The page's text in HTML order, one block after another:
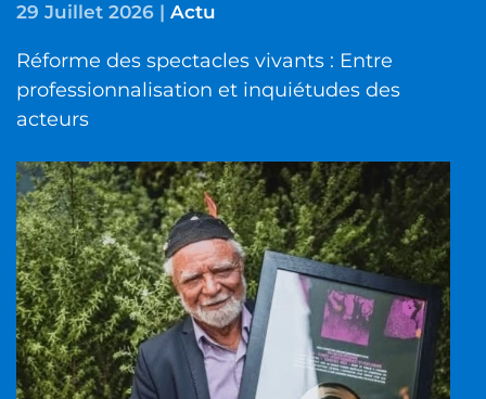
29 Juillet 2026 | Actu
Réforme des spectacles vivants : Entre
professionnalisation et inquiétudes des
acteurs